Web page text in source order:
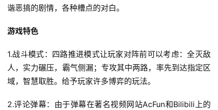
谐恶搞的剧情，各种槽点的对白。
游戏特色
1.战斗模式：四路推进模式让玩家对阵前可以考虑：全灭敌
人，实力碾压，霸气侧漏；专攻其中两路，率先到达指定区
域，智慧取胜。给予玩家许多博弈的玩法。
2.评论弹幕：由于弹幕在著名视频网站AcFun和Bilibili上的